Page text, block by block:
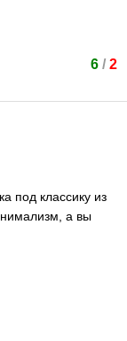
6/ 2
под классику из
а вы